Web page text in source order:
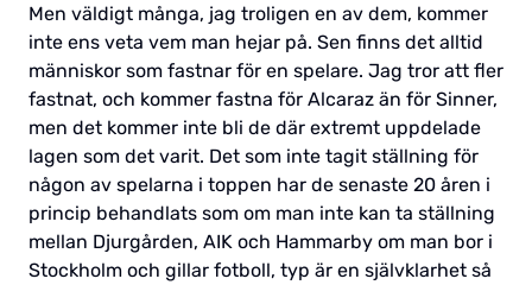
Men väldigt många, jag troligen en av dem, kommer
inte ens veta vem man hejar på. Sen finns det alltid
människor som fastnar för en spelare. Jag tror att fler
fastnat, och kommer fastna för Alcaraz än för Sinner,
men det kommer inte bli de där extremt uppdelade
lagen som det varit. Det som inte tagit ställning för
någon av spelarna i toppen har de senaste 20 åren i
princip behandlats som om man inte kan ta ställning
mellan Djurgården, AIK och Hammarby om man bor i
Stockholm och gillar fotboll, typ är en självklarhet så